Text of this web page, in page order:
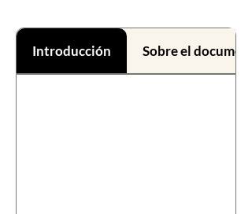
Introducción Sobre el